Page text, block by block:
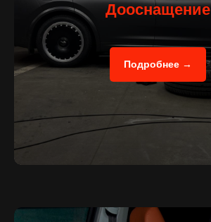
Дооснащение
Подробнее →